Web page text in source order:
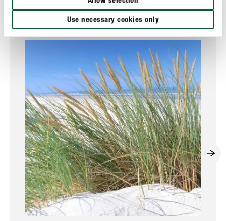
Use necessary cookies only
basisregels over het begieten van je planten.